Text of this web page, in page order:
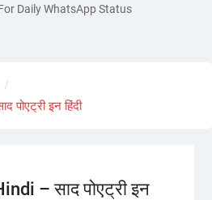
१ लाइन☝️शायरी इन हिंदी
Daily WhatsApp Status
इन हिंदी
– साद पोएट्री इन